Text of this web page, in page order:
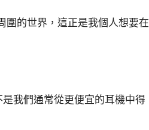
圍的世界，這正是我個人想要在
我們通常從更便宜的耳機中得